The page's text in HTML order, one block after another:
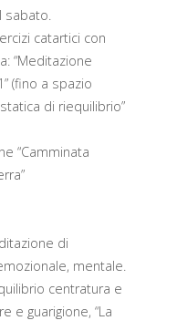
sabato.
catartici con
“Meditazione
(fino a spazio
di riequilibrio”
“Camminata
di
mentale.
centratura e
e guarigione, “La